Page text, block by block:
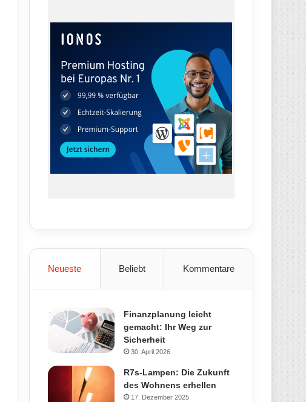
Neueste Beliebt Kommentare
Finanzplanung leicht
gemacht: Ihr Weg zur
Sicherheit
30. April 2026
R7s-Lampen: Die Zukunft
des Wohnens erhellen
17. Dezember 2025